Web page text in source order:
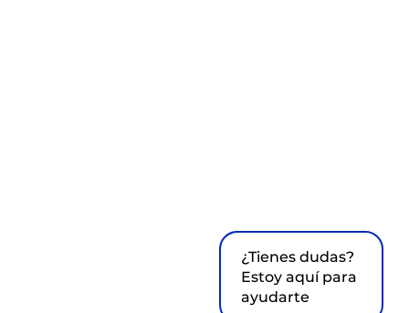
¿Tienes dudas?
Estoy aquí para
ayudarte